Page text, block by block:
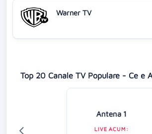
Warner TV
Top 20 Canale TV Populare - Ce e
Antena 1
LIVE ACUM: